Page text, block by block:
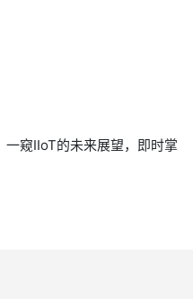
窥IIoT的未来展望，即时掌